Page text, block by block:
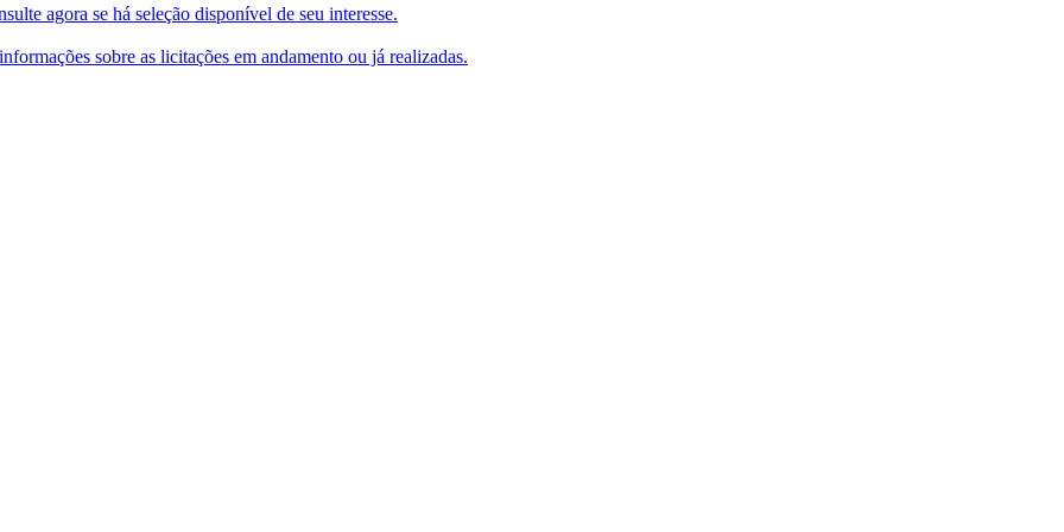
agora se há seleção disponível de seu interesse.
sobre as licitações em andamento ou já realizadas.